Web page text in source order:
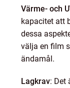
Värme- och
kapacitet att
dessa
välja en film
ändamål.
Lagkrav: Det